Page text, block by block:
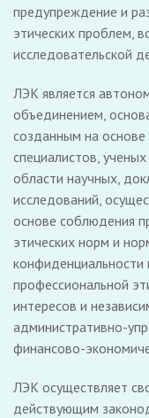
предупреждение и
этических проблем,
исследовательской
ЛЭК является
объединением,
созданным на основе
специалистов,
области научных,
исследований,
основе соблюдения
этических норм и
профессиональной
интересов и
административно-
финансово-
ЛЭК осуществляет
действующим